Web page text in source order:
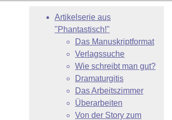
Artikelserie aus
"Phantastisch!"
Das Manuskriptformat
Verlagssuche
Wie schreibt man gut?
Dramaturgitis
Das Arbeitszimmer
Überarbeiten
Von der Story zum